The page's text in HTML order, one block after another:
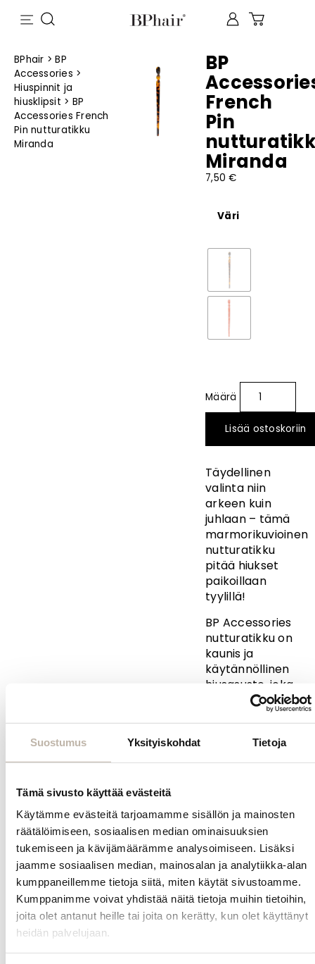
Suostumus Yksityiskohdat Tietoja
Tämä sivusto käyttää evästeitä
Käytämme evästeitä tarjoamamme sisällön ja mainosten
räätälöimiseen, sosiaalisen median ominaisuuksien
tukemiseen ja kävijämäärämme analysoimiseen. Lisäksi
jaamme sosiaalisen median, mainosalan ja analytiikka-alan
kumppaneillemme tietoja siitä, miten käytät sivustoamme.
Kumppanimme voivat yhdistää näitä tietoja muihin tietoihin,
joita olet antanut heille tai joita on kerätty, kun olet käyttänyt
heidän palvelujaan.
BPhair >BP
Accessories >
Hiuspinnit ja
hiusklipsit > BP
Accessories French
Pin nutturatikku
Miranda
BP
French
Pin
Miranda
7,50€
Väri
Lisää ostoskoriin
Täydellinen
valinta niin
arkeen kuin
juhlaan – tämä
marmorikuvioinen
nutturatikku
pitää hiukset
paikoillaan
tyylillä!
BP Accessories
nutturatikku on
kaunis ja
käytännöllinen
hiusasuste, joka
kampaukseesi
kauniin kiiltävän
marmoripinnan
avulla voit loihtia
helposti ja
nopeasti erilaisia
Nutturatikku on
myös
hellävarainen
vaihtoehto